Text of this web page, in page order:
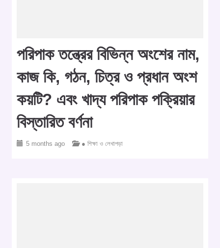
পরিপাক তন্ত্রের বিভিন্ন অংশের নাম,
কাজ কি, গঠন, চিত্র ও প্রধান অংশ
কয়টি? এবং খাদ্য পরিপাক পক্রিয়ার
বিস্তারিত বর্ণনা
5 months ago ● শিক্ষা ও লেখাপড়া